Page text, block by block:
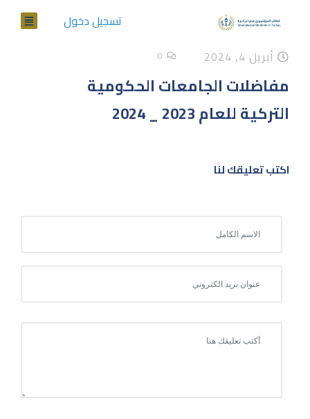
تسجيل دخول
أبريل 4, 2024
0
مفاضلات الجامعات الحكومية
التركية للعام 2023 _ 2024
اكتب تعليقك لنا